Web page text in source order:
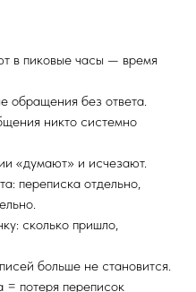
в пиковые часы — время
обращения без ответа.
никто системно
«думают» и исчезают.
переписка отдельно,
сколько пришло,
больше не становится.
= потеря переписок